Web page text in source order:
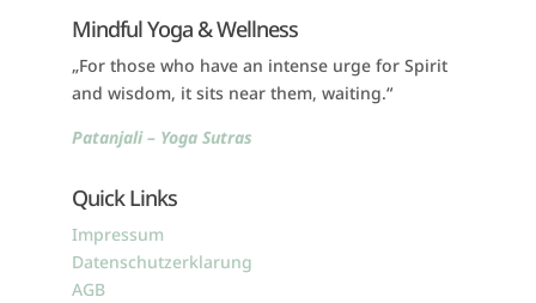
Mindful Yoga & Wellness
„For those who have an intense urge for Spirit
and wisdom, it sits near them, waiting.“
Patanjali – Yoga Sutras
Quick Links
Impressum
Datenschutzerklarung
AGB